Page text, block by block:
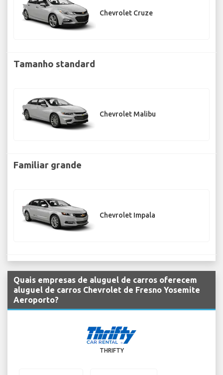
Chevrolet Cruze
Tamanho standard
Chevrolet Malibu
Familiar grande
Chevrolet Impala
Quais empresas de aluguel de carros oferecem
aluguel de carros Chevrolet de Fresno Yosemite
Aeroporto?
THRIFTY